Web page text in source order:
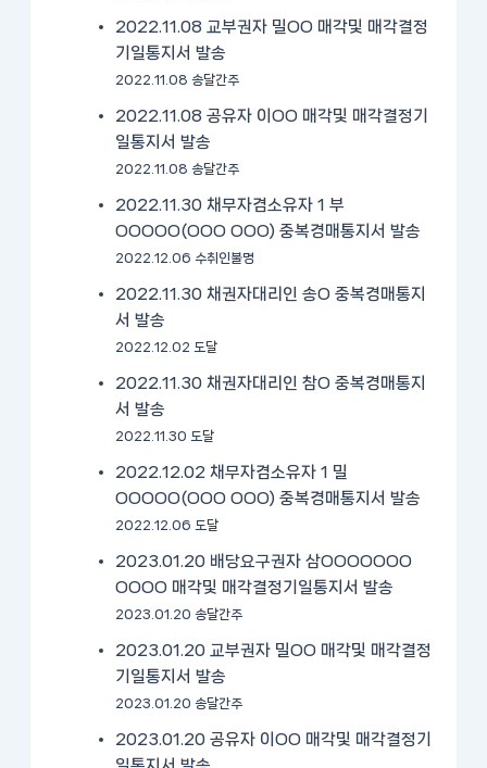
2022.11.08 교부권자 밀OO 매각및 매각결정
기일통지서 발송
2022.11.08 송달간주
2022.11.08 공유자 이OO 매각및 매각결정기
일통지서 발송
2022.11.08 송달간주
2022.11.30 채무자겸소유자 1 부
OOOOO(OOO OOO) 중복경매통지서 발송
2022.12.06 수취인불명
2022.11.30 채권자대리인 송O 중복경매통지
서 발송
2022.12.02 도달
2022.11.30 채권자대리인 참O 중복경매통지
서 발송
2022.11.30 도달
2022.12.02 채무자겸소유자 1 밀
OOOOO(OOO OOO) 중복경매통지서 발송
2022.12.06 도달
2023.01.20 배당요구권자 삼OOOOOOO
OOOO 매각및 매각결정기일통지서 발송
2023.01.20 송달간주
2023.01.20 교부권자 밀OO 매각및 매각결정
기일통지서 발송
2023.01.20 송달간주
2023.01.20 공유자 이OO 매각및 매각결정기